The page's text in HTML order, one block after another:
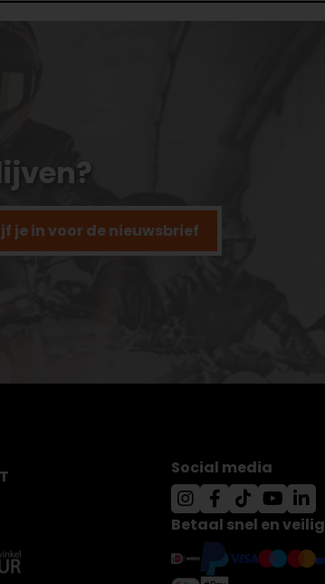
je in voor de nieuwsbrief
Social media
Betaal snel en veilig